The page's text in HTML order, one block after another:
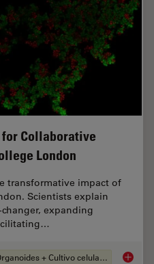
Collaborative
London
transformative impact of
Scientists explain
expanding
Organoides + Cultivo celular 3D Mica: A